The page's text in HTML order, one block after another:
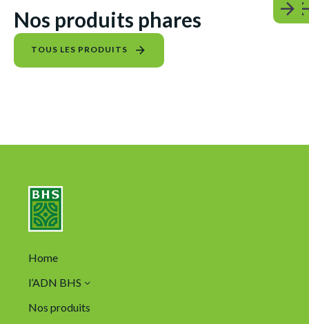
Nos produits phares
TOUS LES PRODUITS
Home
l’ADN BHS
Nos produits